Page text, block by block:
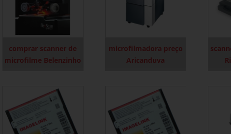
comprar scanner de
microfilme Belenzinho
microfilmadora preço
Aricanduva